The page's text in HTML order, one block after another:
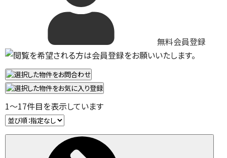
無料会員登録
1～17件目を表示しています